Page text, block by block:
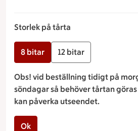
Storlek på tårta
8 bitar 12 bitar
Obs! vid beställning tidigt på
söndagar så behöver tårtan
kan påverka utseendet.
Ok